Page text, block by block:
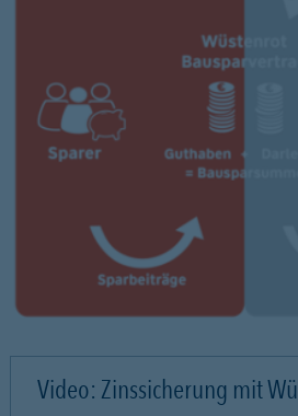
Video: Zinssicherung mit